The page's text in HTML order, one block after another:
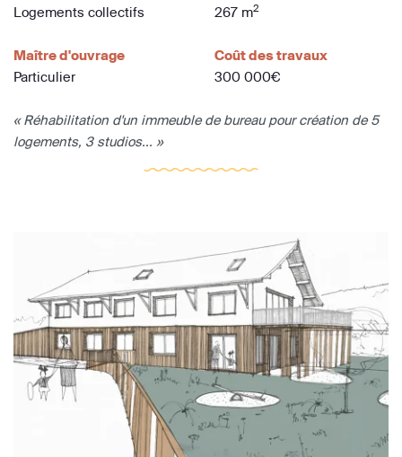
Logements collectifs
267 m2
Maître d'ouvrage
Particulier
Coût des travaux
300 000€
« Réhabilitation d'un immeuble de bureau pour création de 5
logements, 3 studios... »